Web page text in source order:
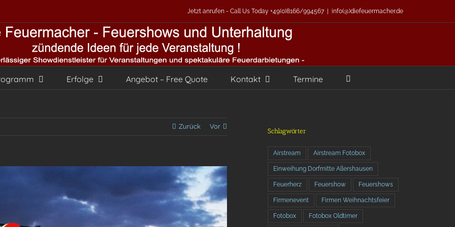
Jetzt anrufen - Call Us Today +49(0)8166/994567 info(@)diefeuermacher.de
Erfolge Angebot – Free Quote Kontakt Termine
Zurück Vor
Schlagwörter
Airstream Airstream Fotobox
Einweihung Dorfmitte Allershausen
Feuerherz Feuershow Feuershows
Firmenevent Firmen Weihnachtsfeier
Fotobox Fotobox Oldtimer